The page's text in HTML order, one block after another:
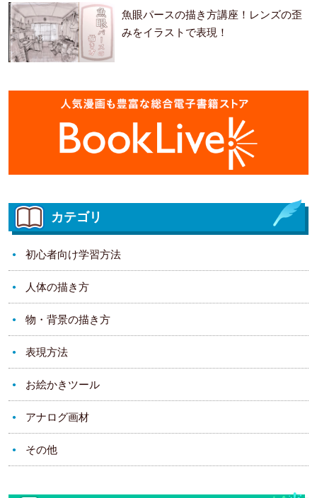
魚眼パースの描き方講座！レンズの歪
みをイラストで表現！
カテゴリ
初心者向け学習方法
人体の描き方
物・背景の描き方
表現方法
お絵かきツール
アナログ画材
その他